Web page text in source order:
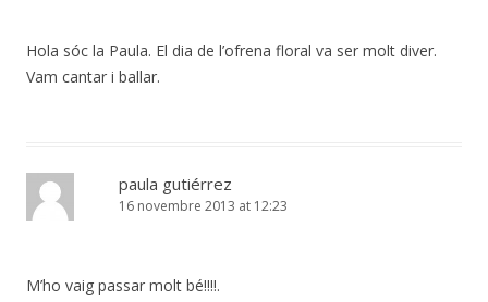
Hola sóc la Paula. El dia de l’ofrena floral va ser molt diver.
Vam cantar i ballar.
paula gutiérrez
16 novembre 2013 at 12:23
M’ho vaig passar molt bé!!!!.